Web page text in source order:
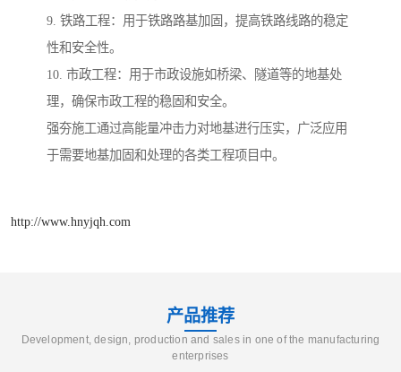
9. 铁路工程：用于铁路路基加固，提高铁路线路的稳定
性和安全性。
10. 市政工程：用于市政设施如桥梁、隧道等的地基处
理，确保市政工程的稳固和安全。
强夯施工通过高能量冲击力对地基进行压实，广泛应用
于需要地基加固和处理的各类工程项目中。
http://www.hnyjqh.com
产品推荐
Development, design, production and sales in one of the manufacturing
enterprises